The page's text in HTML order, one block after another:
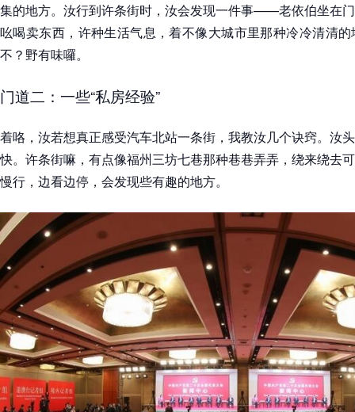
集的地方。汝行到许条街时，汝会发现一件事——老依伯坐在
吆喝卖东西，许种生活气息，着不像大城市里那种冷冷清清
不？野有味囉。
门道二：一些“私房经验”
着咯，汝若想真正感受汽车北站一条街，我教汝几个诀窍。汝
快。许条街嘛，有点像福州三坊七巷那种巷巷弄弄，绕来绕去
慢行，边看边停，会发现些有趣的地方。